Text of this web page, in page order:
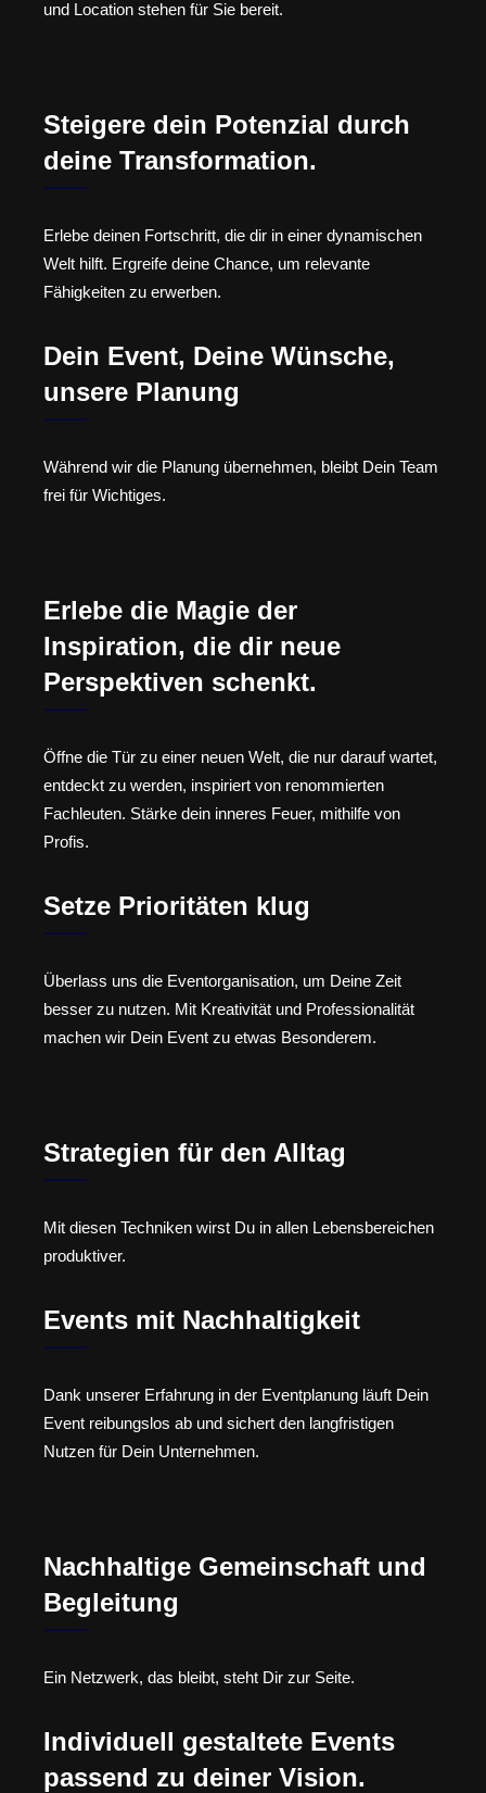
und Location stehen für Sie bereit.
Steigere dein Potenzial durch
deine Transformation.
Erlebe deinen Fortschritt, die dir in einer dynamischen
Welt hilft. Ergreife deine Chance, um relevante
Fähigkeiten zu erwerben.
Dein Event, Deine Wünsche,
unsere Planung
Während wir die Planung übernehmen, bleibt Dein Team
frei für Wichtiges.
Erlebe die Magie der
Inspiration, die dir neue
Perspektiven schenkt.
Öffne die Tür zu einer neuen Welt, die nur darauf wartet,
entdeckt zu werden, inspiriert von renommierten
Fachleuten. Stärke dein inneres Feuer, mithilfe von
Profis.
Setze Prioritäten klug
Überlass uns die Eventorganisation, um Deine Zeit
besser zu nutzen. Mit Kreativität und Professionalität
machen wir Dein Event zu etwas Besonderem.
Strategien für den Alltag
Mit diesen Techniken wirst Du in allen Lebensbereichen
produktiver.
Events mit Nachhaltigkeit
Dank unserer Erfahrung in der Eventplanung läuft Dein
Event reibungslos ab und sichert den langfristigen
Nutzen für Dein Unternehmen.
Nachhaltige Gemeinschaft und
Begleitung
Ein Netzwerk, das bleibt, steht Dir zur Seite.
Individuell gestaltete Events
passend zu deiner Vision.